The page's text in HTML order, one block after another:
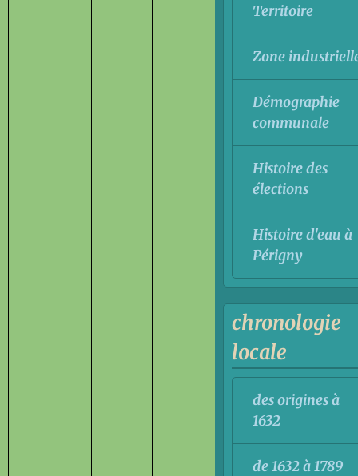
Territoire
Zone
Démographie
communale
Histoire des
élections
Histoire d'eau à
Périgny
chronologie
locale
des origines à
1632
de 1632 à 1789